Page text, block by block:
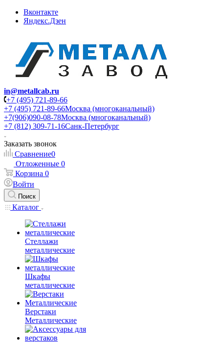
Вконтакте
Яндекс.Дзен
in@metallcab.ru
+7 (495) 721-89-66
+7 (495) 721-89-66Москва (многоканальный)
+7(906)090-08-78Москва (многоканальный)
+7 (812) 309-71-16Санк-Петербург
Заказать звонок
Сравнение0
Отложенные 0
Корзина 0
Войти
Поиск
Каталог
Стеллажи
металлические
Шкафы
металлические
Верстаки
Металлические